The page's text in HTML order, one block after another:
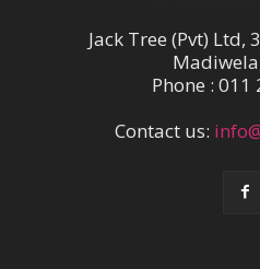
Jack Tree (Pvt) Ltd,
Phone : 011
Contact us: